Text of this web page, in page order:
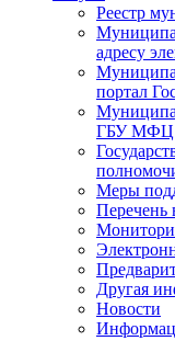
Реестр
адресу
портал
ГБУ МФЦ
Меры
Перечень
Другая
Новости